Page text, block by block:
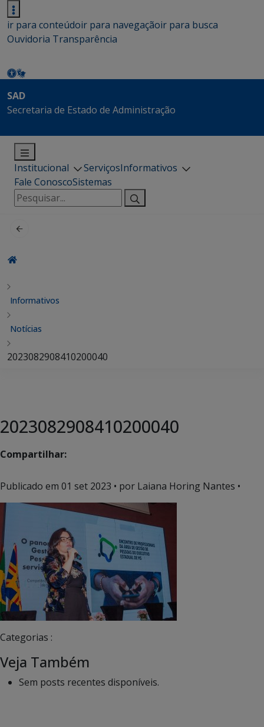
ir para conteúdoir para navegaçãoir para busca
Ouvidoria Transparência
SAD
Secretaria de Estado de Administração
Institucional ServiçosInformativos
Fale ConoscoSistemas
Pesquisar
por:
Informativos
Notícias
2023082908410200040
2023082908410200040
Compartilhar:
Publicado em 01 set 2023 • por Laiana Horing Nantes •
Categorias :
Veja Também
Sem posts recentes disponíveis.